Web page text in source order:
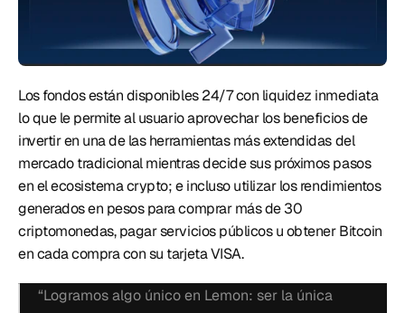
Los fondos están disponibles 24/7 con liquidez inmediata
lo que le permite al usuario aprovechar los beneficios de
invertir en una de las herramientas más extendidas del
mercado tradicional mientras decide sus próximos pasos
en el ecosistema crypto; e incluso utilizar los rendimientos
generados en pesos para comprar más de 30
criptomonedas, pagar servicios públicos u obtener Bitcoin
en cada compra con su tarjeta VISA.
“Logramos algo único en Lemon: ser la única